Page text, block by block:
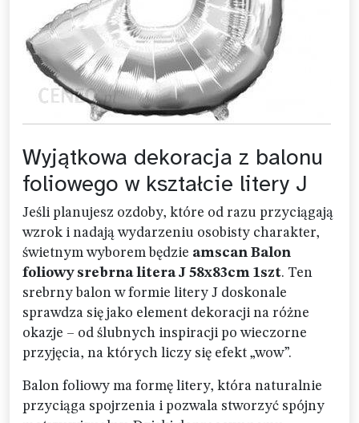
Wyjątkowa dekoracja z balonu
foliowego w kształcie litery J
Jeśli planujesz ozdoby, które od razu przyciągają
wzrok i nadają wydarzeniu osobisty charakter,
świetnym wyborem będzie amscan Balon
foliowy srebrna litera J 58x83cm 1szt. Ten
srebrny balon w formie litery J doskonale
sprawdza się jako element dekoracji na różne
okazje – od ślubnych inspiracji po wieczorne
przyjęcia, na których liczy się efekt „wow”.
Balon foliowy ma formę litery, która naturalnie
przyciąga spojrzenia i pozwala stworzyć spójny